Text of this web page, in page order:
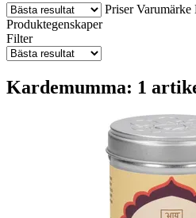
Priser Varumärke
Produktegenskaper
Filter
Kardemumma: 1